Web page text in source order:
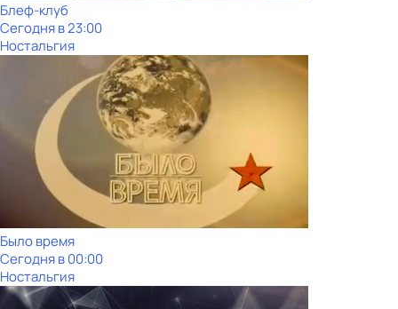
Блеф-клуб
Сегодня в 23:00
Ностальгия
Было время
Сегодня в 00:00
Ностальгия